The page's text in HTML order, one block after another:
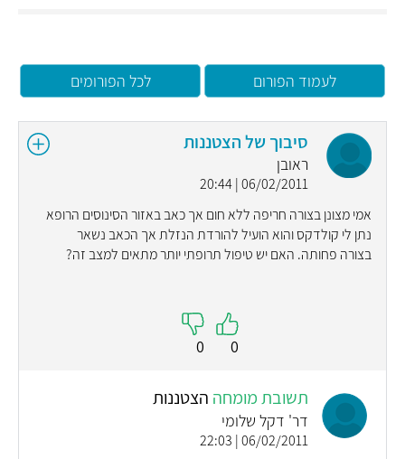
לעמוד הפורום לכל הפורומים
סיבוך של הצטננות
ראובן
06/02/2011 | 20:44
אמי מצונן בצורה חריפה ללא חום אך כאב באזור הסינוסים הרופא
נתן לי קולדקס והוא הועיל להורדת הנזלת אך הכאב נשאר
בצורה פחותה. האם יש טיפול תרופתי יותר מתאים למצב זה?
0
0
תשובת מומחה הצטננות
דר' דקל שלומי
06/02/2011 | 22:03